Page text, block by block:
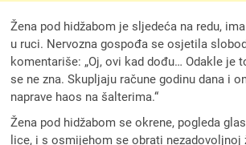
Žena pod hidžabom je sljedeća na redu,
u ruci. Nervozna gospođa se osjetila
komentariše: „Oj, ovi kad dođu… Odakle je
se ne zna. Skupljaju račune godinu dana i
naprave haos na šalterima.“
Žena pod hidžabom se okrene, pogleda
lice, i s osmijehom se obrati nezadovoljnoj